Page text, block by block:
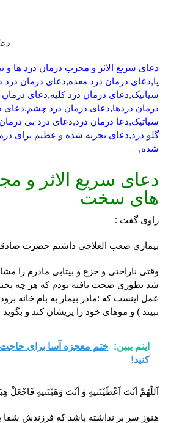
دعای سریع الاثر و مجرب درمان درد ها
پا,دعای درمان درد معده,دعای درمان
سیاتیک,دعای درمان درد کلیه,دعای
درمان دردها,دعای درمان درد چشم,دعای
سیاتیک,دعا درمان درد,دعای درد بی
گلو درد,دعای تجربه شده و عظیم برای
شده,
دعای سریع الاثر و
های سخت
راوی گفت :
بیماری صعب العلاجی داشتم حضرت صادق
وقتی ناراحتی و جزع و بیتابی مادرم را
شد بطوری صحت یافته بودم که هر چه
عمل اینست که :مادر بیمار به بام خانه
نبیند ) و موهای خود را پریشان کند و بگوید
اینم ببین: ختم معجزه آسا برای حاجت
کنید!
اَللّهُمَّ اَنْتَ اَعْطَیْتَنیهِ وَ اَنْتَ وَهَبْتَنیهِ فَاجْعَلْ
هنوز سر بر نداشته باشد که فرزندش شفا